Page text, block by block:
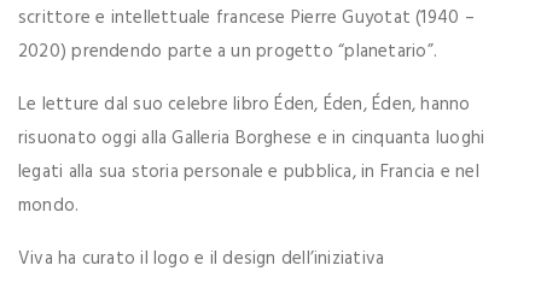
scrittore e intellettuale francese Pierre Guyotat (1940 –
2020) prendendo parte a un progetto “planetario”.
Le letture dal suo celebre libro Éden, Éden, Éden, hanno
risuonato oggi alla Galleria Borghese e in cinquanta luoghi
legati alla sua storia personale e pubblica, in Francia e nel
mondo.
Viva ha curato il logo e il design dell’iniziativa